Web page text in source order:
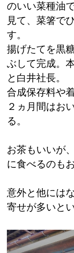
のいい菜種油
見て、菜箸で
す。
揚げたてを黒
ぶして完成。
と白井社長。
合成保存料や
２ヵ月間はお
る。
お茶もいいが
に食べるのも
意外と他には
寄せが多いと